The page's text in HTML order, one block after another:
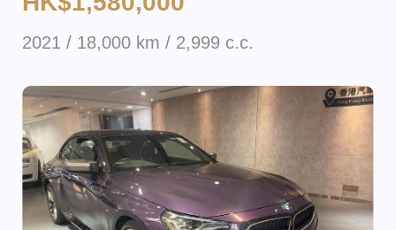
2021 / 18,000 km / 2,999 c.c.